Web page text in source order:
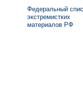
Федеральный
экстремистких
материалов РФ